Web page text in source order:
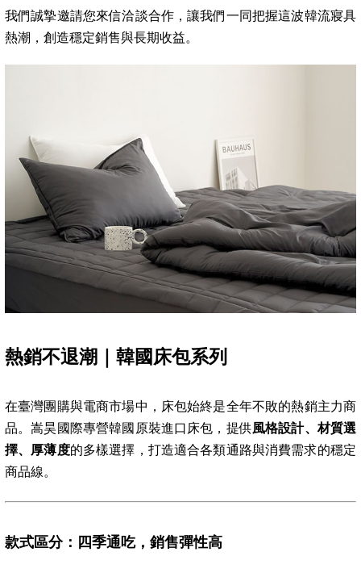
我們誠摯邀請您來信洽談合作，讓我們一同把握這波韓流寢具
熱潮，創造穩定銷售與長期收益。
熱銷不退潮｜韓國床包系列
在臺灣團購與電商市場中，床包始終是全年不敗的熱銷主力商
品。嵩昊國際專營韓國原裝進口床包，提供風格設計、材質選
擇、厚薄度的多樣選擇，打造適合各類通路與消費需求的穩定
商品線。
款式區分：四季通吃，銷售彈性高